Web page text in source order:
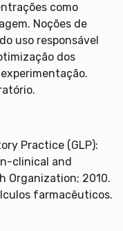
como
Noções de
uso responsável
dos
Practice (GLP):
clinical and
Organization; 2010.
farmacêuticos.